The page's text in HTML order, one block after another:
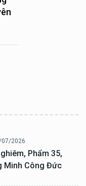
07/2026
Phẩm 35,
Minh Công Đức